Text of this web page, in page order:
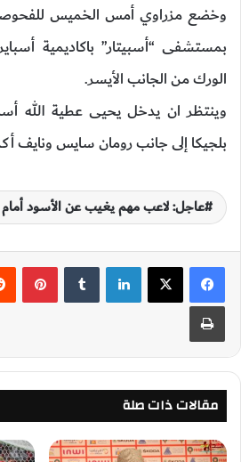
وخضع مزراوي أمس الخميس
بمستشفى “أسبيتار” باكاديمية
الورك من الجانب الأيسر.
وينتظر ان يدخل يحيى عطية الله
بلجيكا إلى جانب رومان سايس
عاجل: لاعب مهم يغيب عن الأسود أمام
لينكدإن بينتيريست
مقالات ذات صلة